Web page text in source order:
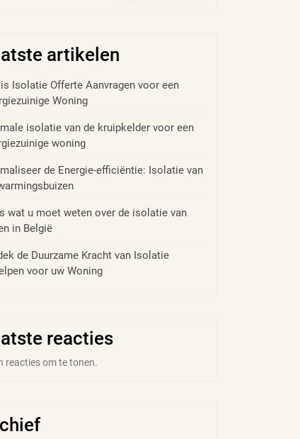
artikelen
Isolatie Offerte Aanvragen voor een
Woning
isolatie van de kruipkelder voor een
woning
de Energie-efficiëntie: Isolatie van
wat u moet weten over de isolatie van
in België
de Duurzame Kracht van Isolatie
voor uw Woning
reacties
reacties om te tonen.